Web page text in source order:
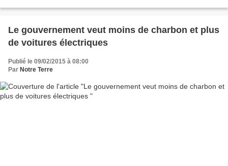
Le gouvernement veut moins de charbon et plus
de voitures électriques
Publié le 09/02/2015 à 08:00
Par Notre Terre